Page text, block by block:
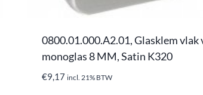
0800.01.000.A2.01, Glasklem vlak
monoglas 8 MM, Satin K320
€9,17 incl. 21% BTW